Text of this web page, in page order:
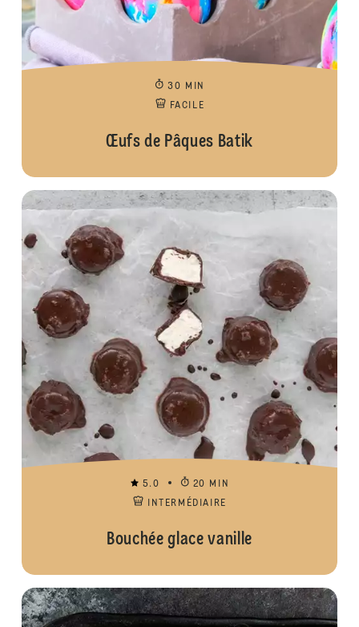
30 MIN
FACILE
Œufs de Pâques Batik
5.0
20 MIN
INTERMÉDIAIRE
Bouchée glace vanille